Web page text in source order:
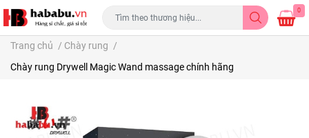
0
Trang chủ / Chày rung /
Chày rung Drywell Magic Wand massage chính hãng